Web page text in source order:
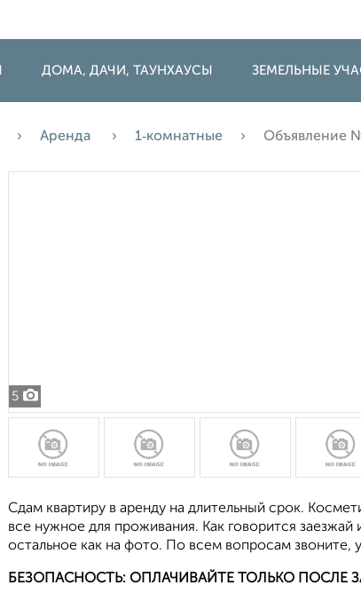
ДОМА, ДАЧИ, ТАУНХАУСЫ ЗЕМЕЛЬНЫЕ
Аренда 1‑комнатные Объявление
5
Сдам квартиру в аренду на длительный срок.
все нужное для проживания. Как говорится
остальное как на фото. По всем вопросам звоните,
БЕЗОПАСНОСТЬ: ОПЛАЧИВАЙТЕ ТОЛЬКО ПОСЛЕ